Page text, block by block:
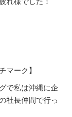
マーク】
で私は沖縄に企
社長仲間で行っ